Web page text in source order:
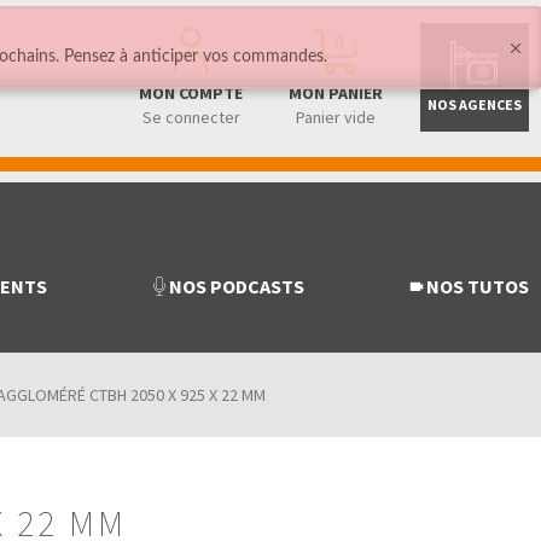
MON COMPTE
Se connecter
MON PANIER
Panier vide
NOS AGENCES
NOS PODCASTS NOS TUTOS
CTBH 2050 X 925 X 22 MM
22 MM
Pensez à anticiper vos commandes.